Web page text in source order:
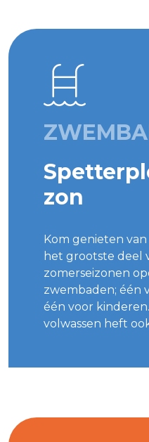
zon
Kom genieten
het grootste deel
zomerseizonen
zwembaden; één
één voor
volwassen heft